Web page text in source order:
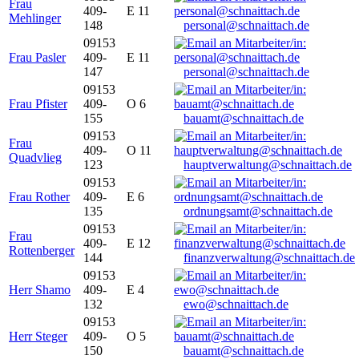
Frau
Mehlinger
409-
148
E 11
personal@schnaittach.de
Frau Pasler
09153
409-
147
E 11
personal@schnaittach.de
Frau Pfister
09153
409-
155
O 6
bauamt@schnaittach.de
Frau
Quadvlieg
09153
409-
123
O 11
hauptverwaltung@schnaittach.de
Frau Rother
09153
409-
135
E 6
ordnungsamt@schnaittach.de
Frau
Rottenberger
09153
409-
144
E 12
finanzverwaltung@schnaittach.de
Herr Shamo
09153
409-
132
E 4
ewo@schnaittach.de
Herr Steger
09153
409-
150
O 5
bauamt@schnaittach.de